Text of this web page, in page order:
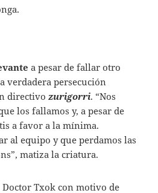
a pesar de fallar otro
verdadera persecución
directivozurigorri. “Nos
los fallamos y, a pesar de
a favor a la mínima.
al equipo y que perdamos las
matiza la criatura.